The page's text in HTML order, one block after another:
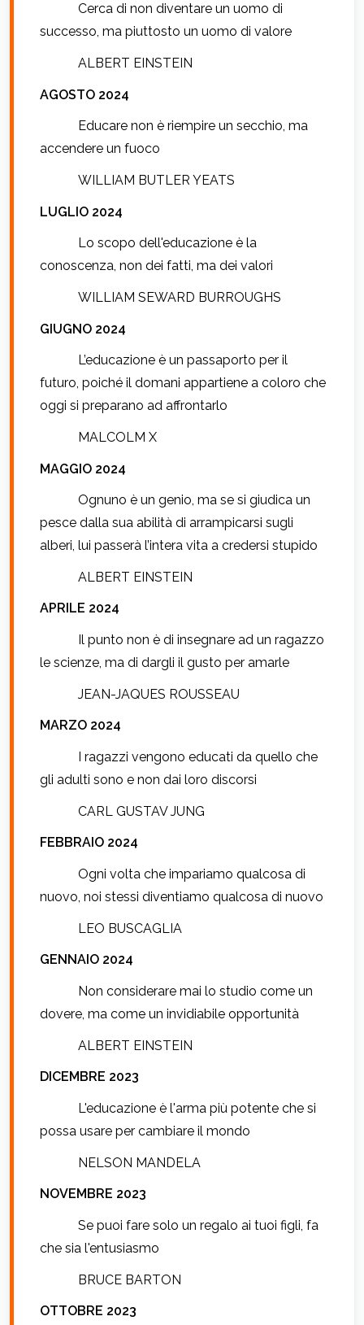
Cerca di non diventare un uomo di
successo, ma piuttosto un uomo di valore
ALBERT EINSTEIN
AGOSTO 2024
Educare non è riempire un secchio, ma
accendere un fuoco
WILLIAM BUTLER YEATS
LUGLIO 2024
Lo scopo dell'educazione è la
conoscenza, non dei fatti, ma dei valori
WILLIAM SEWARD BURROUGHS
GIUGNO 2024
L’educazione è un passaporto per il
futuro, poiché il domani appartiene a coloro che
oggi si preparano ad affrontarlo
MALCOLM X
MAGGIO 2024
Ognuno è un genio, ma se si giudica un
pesce dalla sua abilità di arrampicarsi sugli
alberi, lui passerà l’intera vita a credersi stupido
ALBERT EINSTEIN
APRILE 2024
Il punto non è di insegnare ad un ragazzo
le scienze, ma di dargli il gusto per amarle
JEAN-JAQUES ROUSSEAU
MARZO 2024
I ragazzi vengono educati da quello che
gli adulti sono e non dai loro discorsi
CARL GUSTAV JUNG
FEBBRAIO 2024
Ogni volta che impariamo qualcosa di
nuovo, noi stessi diventiamo qualcosa di nuovo
LEO BUSCAGLIA
GENNAIO 2024
Non considerare mai lo studio come un
dovere, ma come un invidiabile opportunità
ALBERT EINSTEIN
DICEMBRE 2023
L'educazione è l'arma più potente che si
possa usare per cambiare il mondo
NELSON MANDELA
NOVEMBRE 2023
Se puoi fare solo un regalo ai tuoi figli, fa
che sia l'entusiasmo
BRUCE BARTON
OTTOBRE 2023